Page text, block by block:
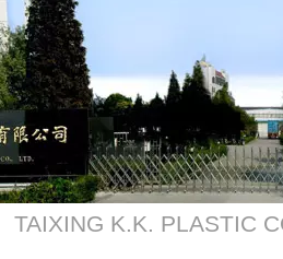
TAIXING K.K. PLASTIC